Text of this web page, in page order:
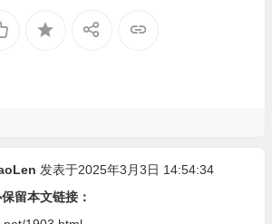
发表于2025年3月3日 14:54:34
留本文链接：